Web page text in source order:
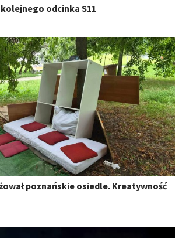
odcinka S11
poznańskie osiedle. Kreatywność